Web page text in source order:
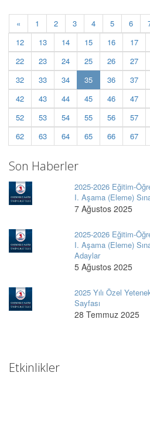
« 1 2 3 4 5 6
12
13 14 15 16 17
22
23 24 25 26 27
32
33 34 35(current)
36 37
42
43 44 45 46 47
52
53 54 55 56 57
62
63 64 65 66 67
Son Haberler
2025-2026 Eğitim-
I. Aşama (Eleme)
7 Ağustos 2025
2025-2026 Eğitim-
I. Aşama (Eleme)
Adaylar
5 Ağustos 2025
2025 Yılı Özel
Sayfası
28 Temmuz 2025
Etkinlikler